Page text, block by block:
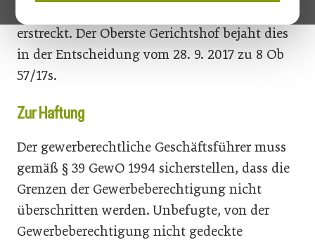
erstreckt. Der Oberste Gerichtshof bejaht dies
in der Entscheidung vom 28. 9. 2017 zu 8 Ob
57/17s.
Zur Haftung
Der gewerberechtliche Geschäftsführer muss
gemäß § 39 GewO 1994 sicherstellen, dass die
Grenzen der Gewerbeberechtigung nicht
überschritten werden. Unbefugte, von der
Gewerbeberechtigung nicht gedeckte